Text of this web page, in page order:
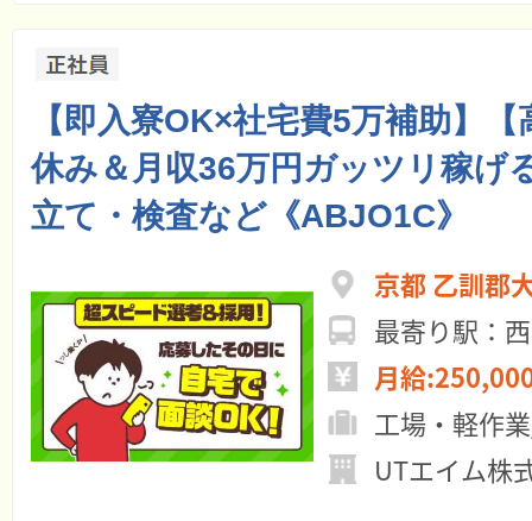
【即入寮OK×社宅費5万補助】
休み＆月収36万円ガッツリ稼げ
立て・検査など《ABJO1C》
京都 乙訓
最寄り駅：
月給
工場・軽作
UTエイム株